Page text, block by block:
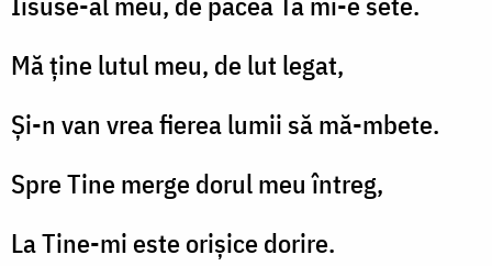
Mă ține lutul meu, de lut legat,
Și-n van vrea fierea lumii să mă-mbete.
Spre Tine merge dorul meu întreg,
La Tine-mi este orișice dorire.